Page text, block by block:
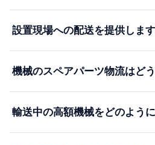
きの専門内陸輸送を手配します
あります。可能な場合は排液、
体付きで出荷される機器には適
を手配します。
設置現場への配送を提供しま
場へのホワイトグローブ配送を
い日に正しい順序で届くよう、
す。
機械のスペアパーツ物流はど
——生産停止に関わる重要パー
物輸送を含みます。当社のネッ
輸送中の高額機械をどのよう